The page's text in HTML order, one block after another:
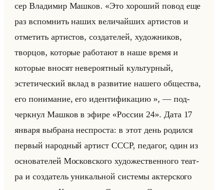
сер Вла­ди­мир Маш­ков. «Это хороший повод еще
раз вспомнить наших величайших артистов и
отметить артистов, создателей, художников,
творцов, которые работают в наше время и
которые вносят невероятный культурный,
эстетический вклад в развитие нашего общества,
его понимание, его идентификацию », — под­
черк­нул Маш­ков в эфире «России 24». Дата 17
ян­ва­ря вы­бра­на неспро­ста: в этот день ро­дил­ся
пер­вый на­род­ный ар­тист СССР, пе­да­гог, один из
ос­но­ва­те­лей Мос­ков­ско­го ху­до­же­ствен­но­го те­ат­
ра и со­зда­тель уни­кальной си­сте­мы ак­тер­ско­го